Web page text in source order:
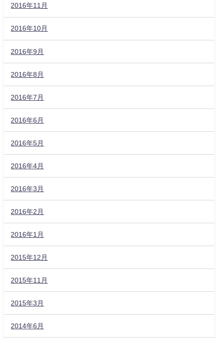
2016年11月
2016年10月
2016年9月
2016年8月
2016年7月
2016年6月
2016年5月
2016年4月
2016年3月
2016年2月
2016年1月
2015年12月
2015年11月
2015年3月
2014年6月